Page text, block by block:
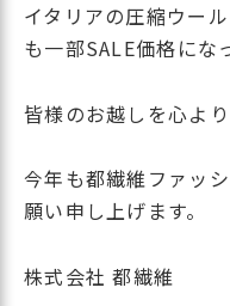
イタリアの圧縮ウー
も一部SALE価格にな
皆様のお越しを心よ
今年も都繊維ファッ
願い申し上げます。
株式会社 都繊維